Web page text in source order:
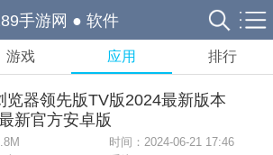
手游网 ● 软件
游戏 应用 排行
览器领先版TV版2024最新版本
新官方安卓版
时间：2024-06-21 17:46